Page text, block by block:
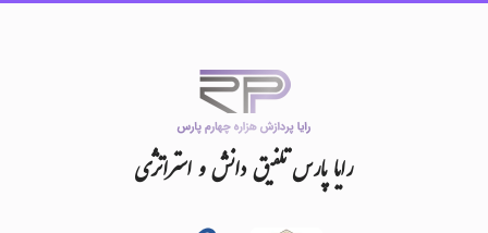
رایاپارستلفیقدانشواستراتژی